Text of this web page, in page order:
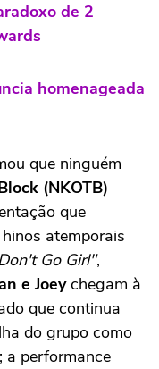
de 2
homenageada
que ninguém
(NKOTB)
que
atemporais
Go Girl",
e Joeychegam à
que continua
do grupo como
a performance